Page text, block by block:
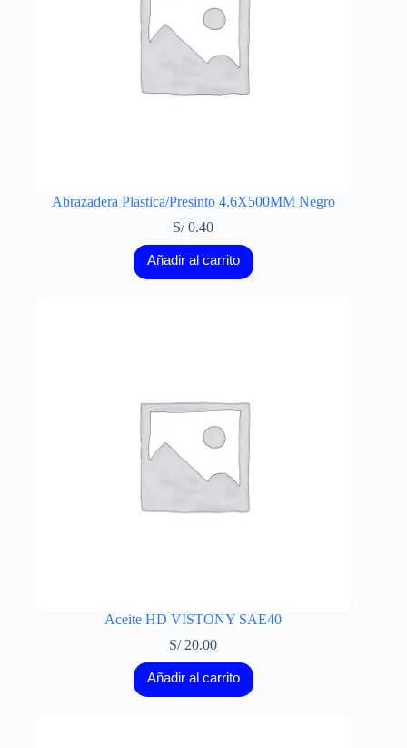
Abrazadera Plastica/Presinto 4.6X500MM Negro
S/0.40
Añadir al carrito
Aceite HD VISTONY SAE40
S/20.00
Añadir al carrito